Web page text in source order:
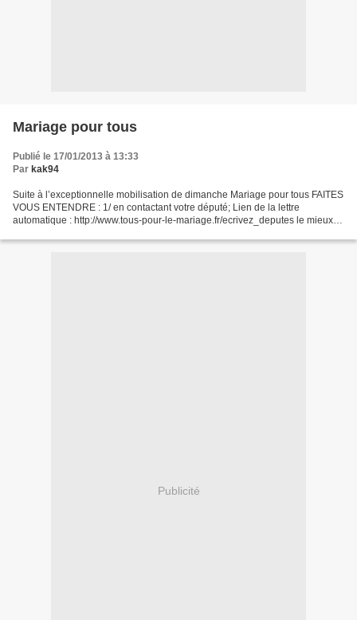
Mariage pour tous
Publié le 17/01/2013 à 13:33
Par kak94
Suite à l’exceptionnelle mobilisation de dimanche Mariage pour tous FAITES
VOUS ENTENDRE : 1/ en contactant votre député; Lien de la lettre
automatique : http://www.tous-pour-le-mariage.fr/ecrivez_deputes le mieux
Publicité